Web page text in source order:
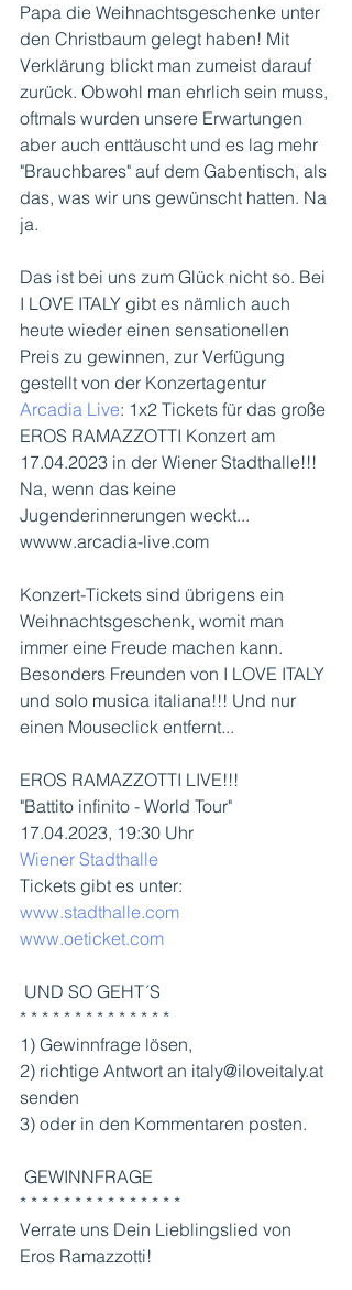
Papa die Weihnachtsgeschenke unter
den Christbaum gelegt haben! Mit
Verklärung blickt man zumeist darauf
zurück. Obwohl man ehrlich sein muss,
oftmals wurden unsere Erwartungen
aber auch enttäuscht und es lag mehr
"Brauchbares" auf dem Gabentisch, als
das, was wir uns gewünscht hatten. Na
ja.
Das ist bei uns zum Glück nicht so. Bei
I LOVE ITALY gibt es nämlich auch
heute wieder einen sensationellen
Preis zu gewinnen, zur Verfügung
gestellt von der Konzertagentur
Arcadia Live: 1x2 Tickets für das große
EROS RAMAZZOTTI Konzert am
17.04.2023 in der Wiener Stadthalle!!!
Na, wenn das keine
Jugenderinnerungen weckt...
wwww.arcadia-live.com
Konzert-Tickets sind übrigens ein
Weihnachtsgeschenk, womit man
immer eine Freude machen kann.
Besonders Freunden von I LOVE ITALY
und solo musica italiana!!! Und nur
einen Mouseclick entfernt...
EROS RAMAZZOTTI LIVE!!!
"Battito infinito - World Tour"
17.04.2023, 19:30 Uhr
Wiener Stadthalle
Tickets gibt es unter:
www.stadthalle.com
www.oeticket.com
UND SO GEHT´S
* * * * * * * * * * * * * *
1) Gewinnfrage lösen,
2) richtige Antwort an italy@iloveitaly.at
senden
3) oder in den Kommentaren posten.
GEWINNFRAGE
* * * * * * * * * * * * * * *
Verrate uns Dein Lieblingslied von
Eros Ramazzotti!